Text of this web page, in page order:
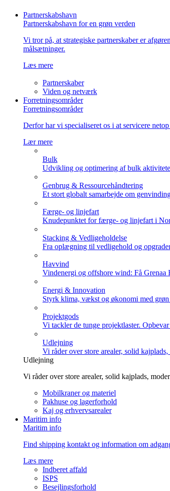
Partnerskabshavn
Partnerskabshavn for en grøn verden
Vi tror på, at strategiske partnerskaber er
målsætninger.
Læs mere
Partnerskaber
Viden og netværk
Forretningsområder
Forretningsområder
Derfor har vi specialiseret os i at servicere
Lær mere
Bulk
Udvikling og optimering af bulk
Genbrug & Ressourcehåndtering
Et stort globalt samarbejde om
Færge- og linjefart
Knudepunktet for færge- og linjefart i
Stacking & Vedligeholdelse
Fra oplægning til vedligehold og
Havvind
Vindenergi og offshore wind: Få Grenaa
Energi & Innovation
Styrk klima, vækst og økonomi med
Projektgods
Vi tackler de tunge projektlaster.
Udlejning
Vi råder over store arealer, solid
Udlejning
Vi råder over store arealer, solid kajplads,
Mobilkraner og materiel
Pakhuse og lagerforhold
Kaj og erhvervsarealer
Maritim info
Maritim info
Find shipping kontakt og information om
Læs mere
Indberet affald
ISPS
Besejlingsforhold